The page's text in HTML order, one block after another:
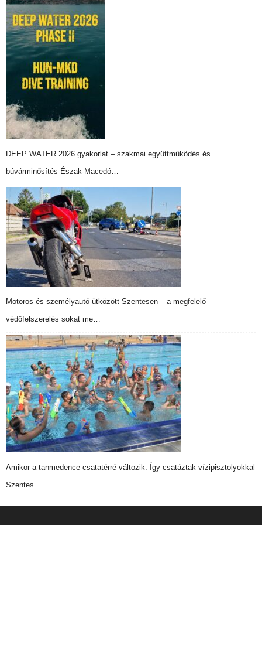
DEEP WATER 2026 gyakorlat – szakmai együttműködés és
búvárminősítés Észak-Macedó…
Motoros és személyautó ütközött Szentesen – a megfelelő
védőfelszerelés sokat me…
Amikor a tanmedence csatatérré változik: Így csatáztak vízipisztolyokkal
Szentes…